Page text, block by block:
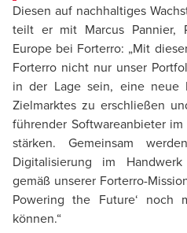
Diesen auf nachhaltiges
teilt er mit Marcus Pannier,
Europe bei Forterro: „Mit
Forterro nicht nur unser
in der Lage sein, eine neue
Zielmarktes zu erschließen
führender Softwareanbieter
stärken. Gemeinsam
Digitalisierung im
gemäß unserer Forterro-
Powering the Future‘ noch
können.“